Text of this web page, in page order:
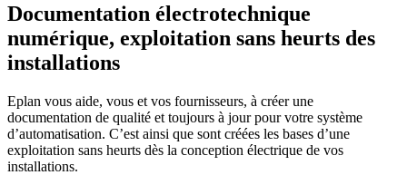
Documentation électrotechnique
numérique, exploitation sans heurts des
installations
Eplan vous aide, vous et vos fournisseurs, à créer une
documentation de qualité et toujours à jour pour votre système
d’automatisation. C’est ainsi que sont créées les bases d’une
exploitation sans heurts dès la conception électrique de vos
installations.